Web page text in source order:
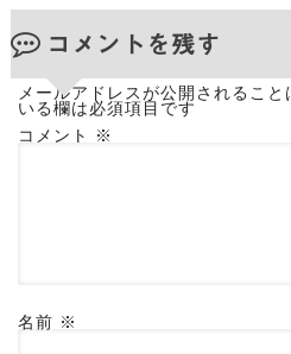
コメントを残す
メールアドレスが公開されること
いる欄は必須項目です
コメント ※
名前 ※